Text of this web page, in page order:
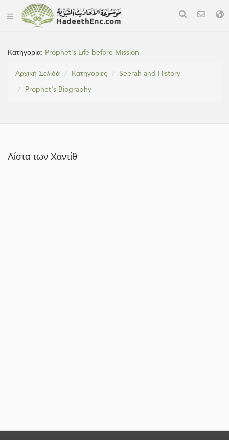
Κατηγορία: Prophet's Life before Mission
Αρχική Σελιδά
Κατηγορίες
Seerah and History
Prophet's Biography
Λίστα των Χαντίθ